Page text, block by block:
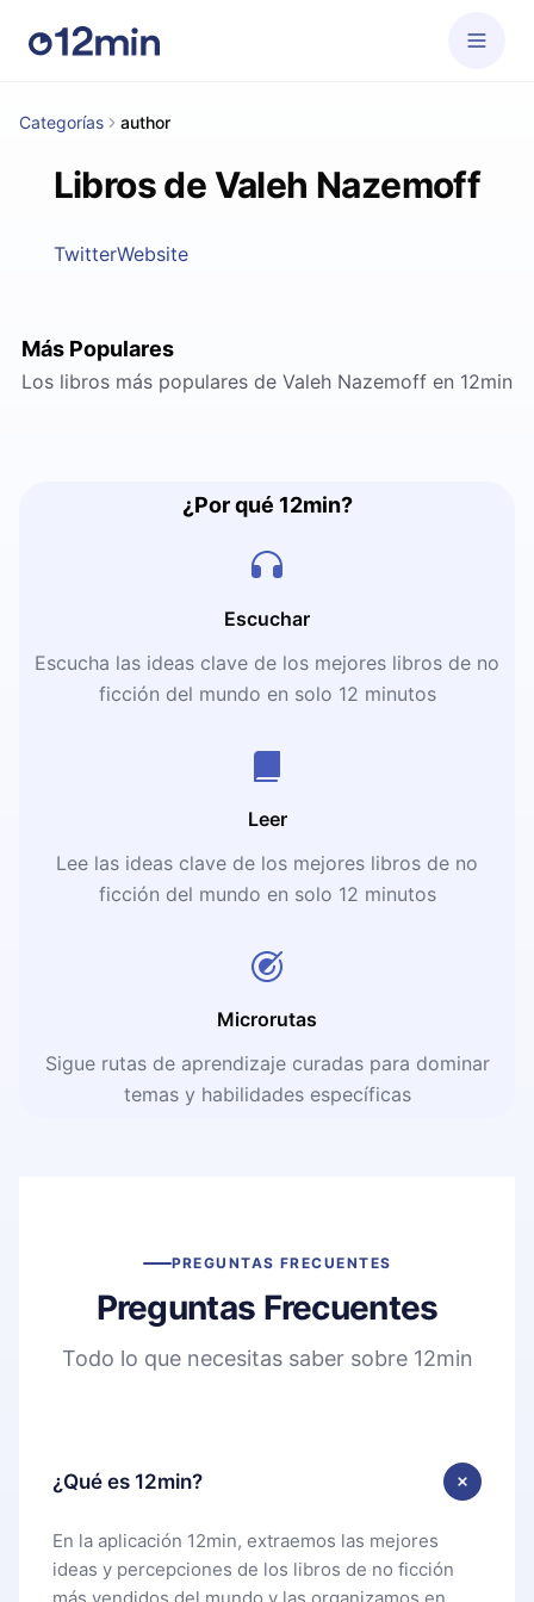
Categorías author
Libros de Valeh Nazemoff
TwitterWebsite
Más Populares
Los libros más populares de Valeh Nazemoff en 12min
¿Por qué 12min?
Escuchar
Escucha las ideas clave de los mejores libros de no
ficción del mundo en solo 12 minutos
Leer
Lee las ideas clave de los mejores libros de no
ficción del mundo en solo 12 minutos
Microrutas
Sigue rutas de aprendizaje curadas para dominar
temas y habilidades específicas
PREGUNTAS FRECUENTES
Preguntas Frecuentes
Todo lo que necesitas saber sobre 12min
¿Qué es 12min?
En la aplicación 12min, extraemos las mejores
ideas y percepciones de los libros de no ficción